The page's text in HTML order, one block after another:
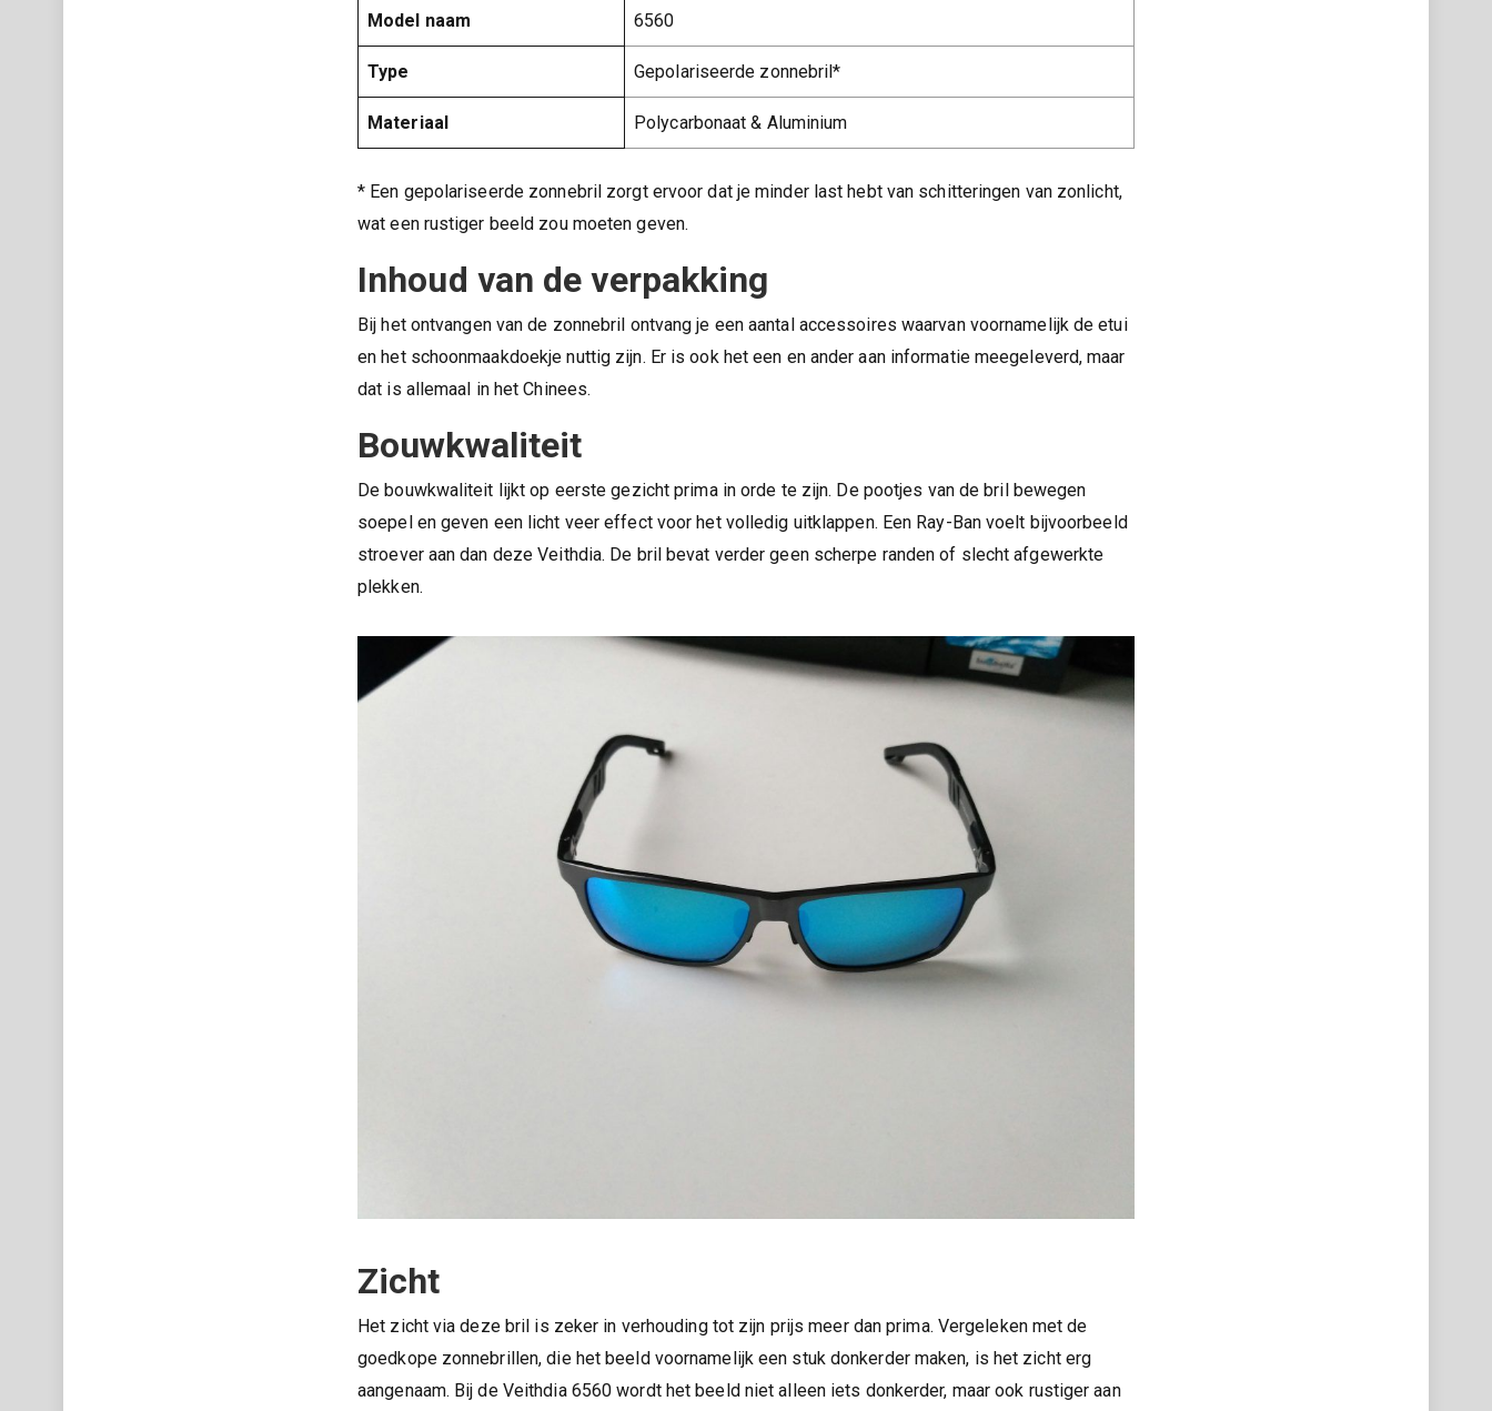
Model naam 6560
Type Gepolariseerde zonnebril*
Materiaal Polycarbonaat & Aluminium
* Een gepolariseerde zonnebril zorgt ervoor dat je minder last hebt van schitteringen van zonlicht,
wat een rustiger beeld zou moeten geven.
Inhoud van de verpakking
Bij het ontvangen van de zonnebril ontvang je een aantal accessoires waarvan voornamelijk de etui
en het schoonmaakdoekje nuttig zijn. Er is ook het een en ander aan informatie meegeleverd, maar
dat is allemaal in het Chinees.
Bouwkwaliteit
De bouwkwaliteit lijkt op eerste gezicht prima in orde te zijn. De pootjes van de bril bewegen
soepel en geven een licht veer effect voor het volledig uitklappen. Een Ray-Ban voelt bijvoorbeeld
stroever aan dan deze Veithdia. De bril bevat verder geen scherpe randen of slecht afgewerkte
plekken.
Zicht
Het zicht via deze bril is zeker in verhouding tot zijn prijs meer dan prima. Vergeleken met de
goedkope zonnebrillen, die het beeld voornamelijk een stuk donkerder maken, is het zicht erg
aangenaam. Bij de Veithdia 6560 wordt het beeld niet alleen iets donkerder, maar ook rustiger aan